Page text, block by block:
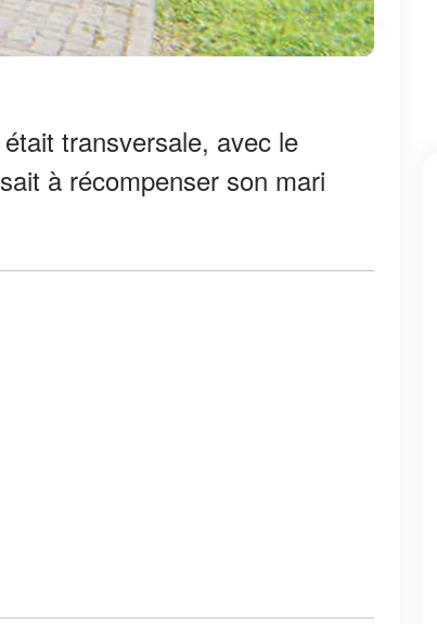
transversale, avec le
à récompenser son mari